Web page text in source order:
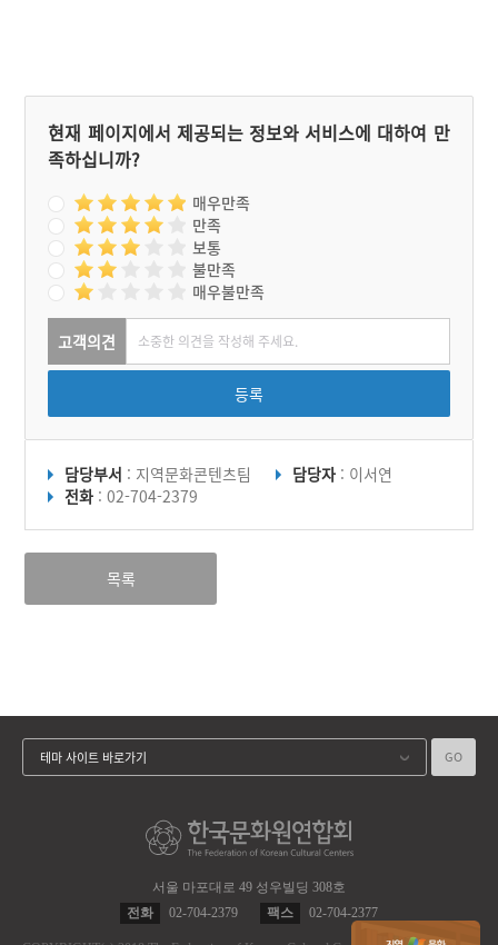
현재 페이지에서 제공되는 정보와 서비스에 대하여 만
족하십니까?
매우만족
만족
보통
불만족
매우불만족
고객의견
등록
담당부서 : 지역문화콘텐츠팀 담당자 : 이서연
전화 : 02-704-2379
목록
서울 마포대로 49 성우빌딩 308호
전화
02-704-2379 팩스 02-704-2377
테마 사이트 바로가기 GO